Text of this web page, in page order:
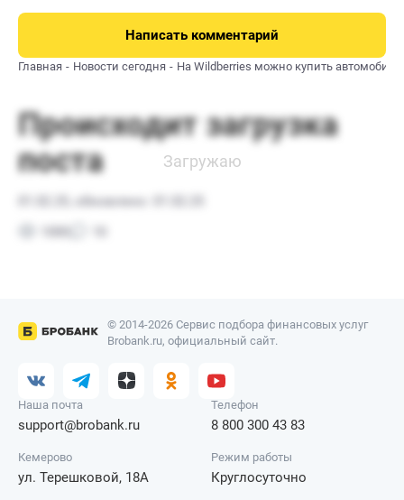
Написать комментарий
Главная Новости сегодня На Wildberries можно купить автомобиль
© 2014-2026 Сервис подбора финансовых услуг
Brobank.ru, официальный сайт.
Наша почта
support@brobank.ru
Телефон
8 800 300 43 83
Кемерово
ул. Терешковой, 18А
Режим работы
Круглосуточно